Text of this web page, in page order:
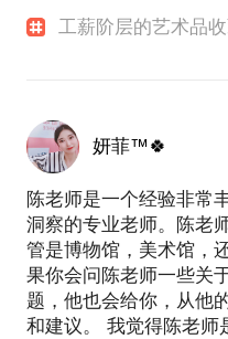
专栏作家等。
业者；从一名资深艺术
从欣赏文物艺术品，到
沿模式……
由于工作和爱好关系，
参观各地博物馆、美术
会等，以及参加各类与
收藏拍卖等相关的论坛
市场价值体系和文化艺
工薪阶层的艺术品
妍菲™🍀
陈老师是一个经验非常
洞察的专业老师。陈老
管是博物馆，美术馆，
果你会问陈老师一些关
题，他也会给你，从他
和建议。 我觉得陈老师